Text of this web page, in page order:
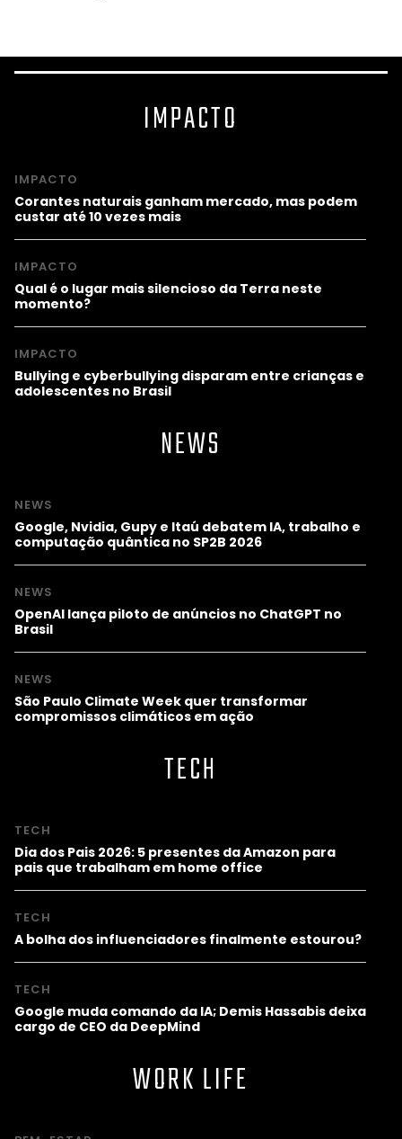
IMPACTO
IMPACTO
Corantes naturais ganham mercado, mas podem
custar até 10 vezes mais
IMPACTO
Qual é o lugar mais silencioso da Terra neste
momento?
IMPACTO
Bullying e cyberbullying disparam entre crianças e
adolescentes no Brasil
NEWS
NEWS
Google, Nvidia, Gupy e Itaú debatem IA, trabalho e
computação quântica no SP2B 2026
NEWS
OpenAI lança piloto de anúncios no ChatGPT no
Brasil
NEWS
São Paulo Climate Week quer transformar
compromissos climáticos em ação
TECH
TECH
Dia dos Pais 2026: 5 presentes da Amazon para
pais que trabalham em home office
TECH
A bolha dos influenciadores finalmente estourou?
TECH
Google muda comando da IA; Demis Hassabis deixa
cargo de CEO da DeepMind
WORK LIFE